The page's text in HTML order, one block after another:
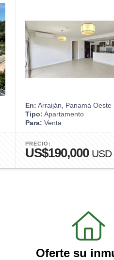
En: Arraiján, Panamá Oeste
Tipo: Apartamento
Para: Venta
PRECIO:
US$190,000 USD
Oferte su